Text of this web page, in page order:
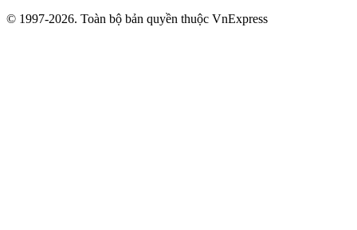
© 1997-2026. Toàn bộ bản quyền thuộc VnExpress